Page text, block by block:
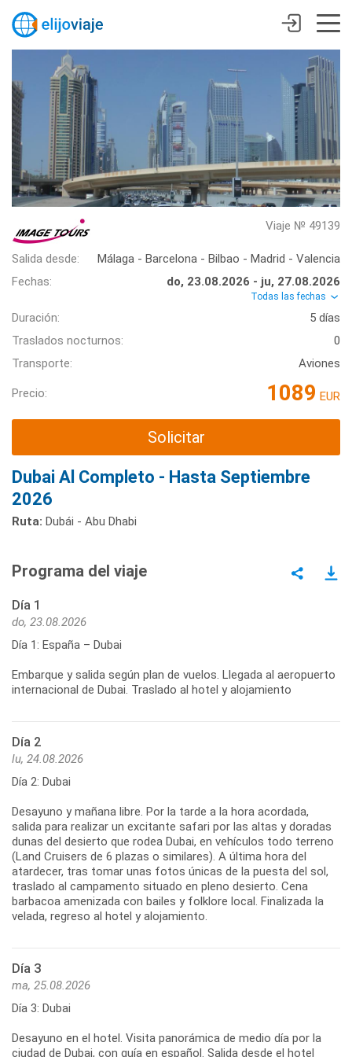
Viaje № 49139
Salida desde:
Málaga - Barcelona - Bilbao - Madrid - Valencia
Fechas:
do, 23.08.2026 - ju, 27.08.2026
Todas las fechas
Duración:
5 días
Traslados nocturnos:
0
Transporte:
Aviones
Precio: 1089 EUR
Solicitar
Dubai Al Completo - Hasta Septiembre
2026
Ruta: Dubái - Abu Dhabi
Programa del viaje
Día 1
do, 23.08.2026
Día 1: España – Dubai
Embarque y salida según plan de vuelos. Llegada al aeropuerto
internacional de Dubai. Traslado al hotel y alojamiento
Día 2
lu, 24.08.2026
Día 2: Dubai
Desayuno y mañana libre. Por la tarde a la hora acordada,
salida para realizar un excitante safari por las altas y doradas
dunas del desierto que rodea Dubai, en vehículos todo terreno
(Land Cruisers de 6 plazas o similares). A última hora del
atardecer, tras tomar unas fotos únicas de la puesta del sol,
traslado al campamento situado en pleno desierto. Cena
barbacoa amenizada con bailes y folklore local. Finalizada la
velada, regreso al hotel y alojamiento.
Día 3
ma, 25.08.2026
Día 3: Dubai
Desayuno en el hotel. Visita panorámica de medio día por la
ciudad de Dubai, con guía en español. Salida desde el hotel